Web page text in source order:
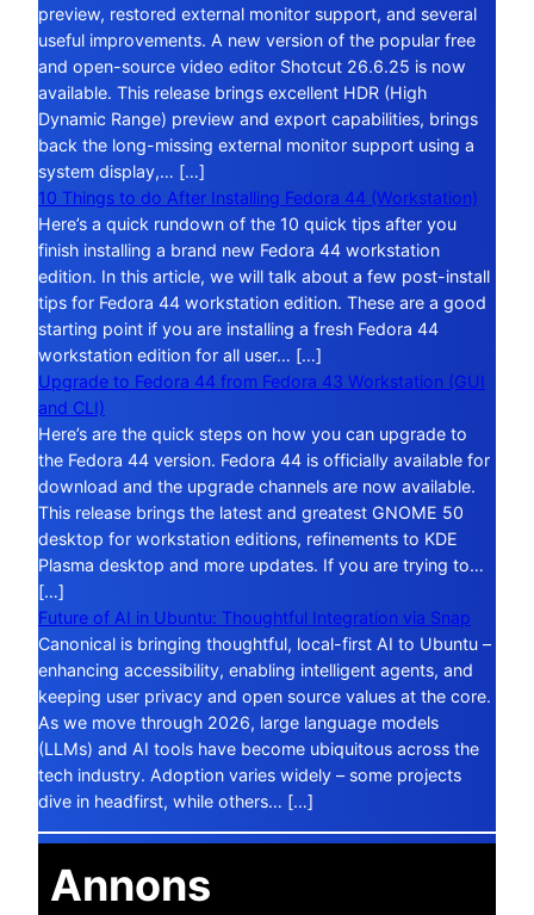
preview, restored external monitor support, and several
useful improvements. A new version of the popular free
and open-source video editor Shotcut 26.6.25 is now
available. This release brings excellent HDR (High
Dynamic Range) preview and export capabilities, brings
back the long-missing external monitor support using a
system display,… […]
10 Things to do After Installing Fedora 44 (Workstation)
Here’s a quick rundown of the 10 quick tips after you
finish installing a brand new Fedora 44 workstation
edition. In this article, we will talk about a few post-install
tips for Fedora 44 workstation edition. These are a good
starting point if you are installing a fresh Fedora 44
workstation edition for all user… […]
Upgrade to Fedora 44 from Fedora 43 Workstation (GUI
and CLI)
Here’s are the quick steps on how you can upgrade to
the Fedora 44 version. Fedora 44 is officially available for
download and the upgrade channels are now available.
This release brings the latest and greatest GNOME 50
desktop for workstation editions, refinements to KDE
Plasma desktop and more updates. If you are trying to…
[…]
Future of AI in Ubuntu: Thoughtful Integration via Snap
Canonical is bringing thoughtful, local-first AI to Ubuntu –
enhancing accessibility, enabling intelligent agents, and
keeping user privacy and open source values at the core.
As we move through 2026, large language models
(LLMs) and AI tools have become ubiquitous across the
tech industry. Adoption varies widely – some projects
dive in headfirst, while others… […]
Annons